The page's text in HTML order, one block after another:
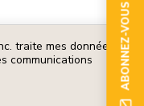
traite mes données
communications
ABONNEZ-VOUS